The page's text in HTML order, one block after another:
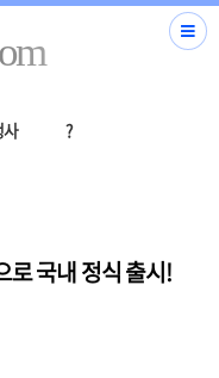
?
로 국내 정식 출시!